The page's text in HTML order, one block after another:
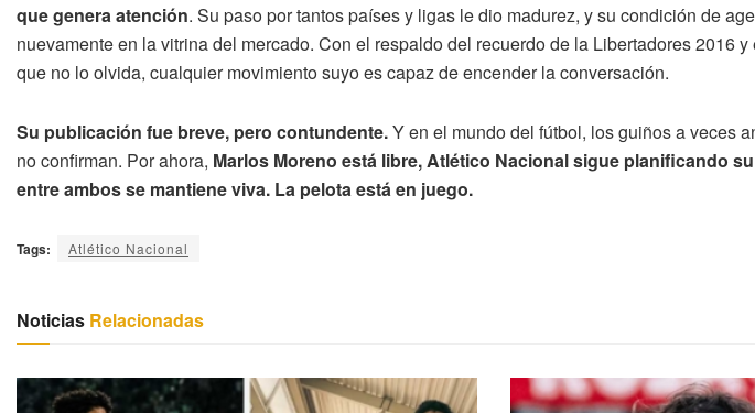
que genera atención. Su paso por tantos países y ligas le dio madurez, y su condición de
nuevamente en la vitrina del mercado. Con el respaldo del recuerdo de la Libertadores 2016
que no lo olvida, cualquier movimiento suyo es capaz de encender la conversación.
Su publicación fue breve, pero contundente.Y en el mundo del fútbol, los guiños a veces
no confirman. Por ahora, Marlos Moreno está libre, Atlético Nacional sigue planificando
entre ambos se mantiene viva. La pelota está en juego.
Tags: Atlético Nacional
Noticias Relacionadas